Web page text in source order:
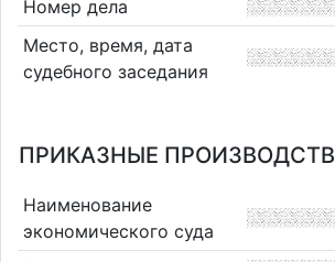
Номер дела
Место, время, дата
судебного заседания
ПРИКАЗНЫЕ
Наименование
экономического суда